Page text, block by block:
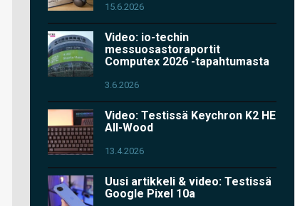
15.6.2026
Video: io-techin
messuosastoraportit
Computex 2026 -tapahtumasta
3.6.2026
Video: Testissä Keychron K2 HE
All-Wood
13.4.2026
Uusi artikkeli & video: Testissä
Google Pixel 10a